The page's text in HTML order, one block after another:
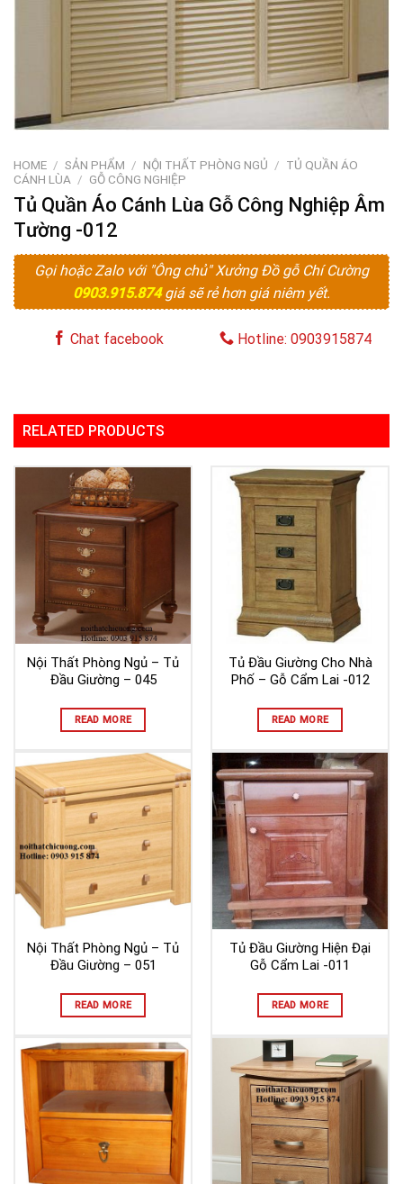
HOME / SẢN PHẨM / NỘI THẤT PHÒNG NGỦ / TỦ QUẦN ÁO
CÁNH LÙA / GỖ CÔNG NGHIỆP
Tủ Quần Áo Cánh Lùa Gỗ Công Nghiệp Âm
Tường -012
Gọi hoặc Zalo với "Ông chủ" Xưởng Đồ gỗ Chí Cường
0903.915.874giá sẽ rẻ hơn giá niêm yết.
Chat facebook Hotline: 0903915874
RELATED PRODUCTS
Nội Thất Phòng Ngủ – Tủ
Đầu Giường – 045
READ MORE
Tủ Đầu Giường Cho Nhà
Phố – Gỗ Cẩm Lai -012
READ MORE
Nội Thất Phòng Ngủ – Tủ
Đầu Giường – 051
READ MORE
Tủ Đầu Giường Hiện Đại
Gỗ Cẩm Lai -011
READ MORE